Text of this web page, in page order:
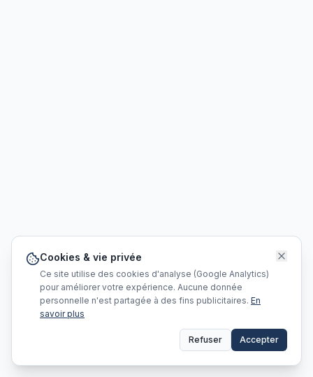
Cookies & vie privée
Ce site utilise des cookies d'analyse (Google Analytics)
pour améliorer votre expérience. Aucune donnée
personnelle n'est partagée à des fins publicitaires. En
savoir plus
Refuser Accepter